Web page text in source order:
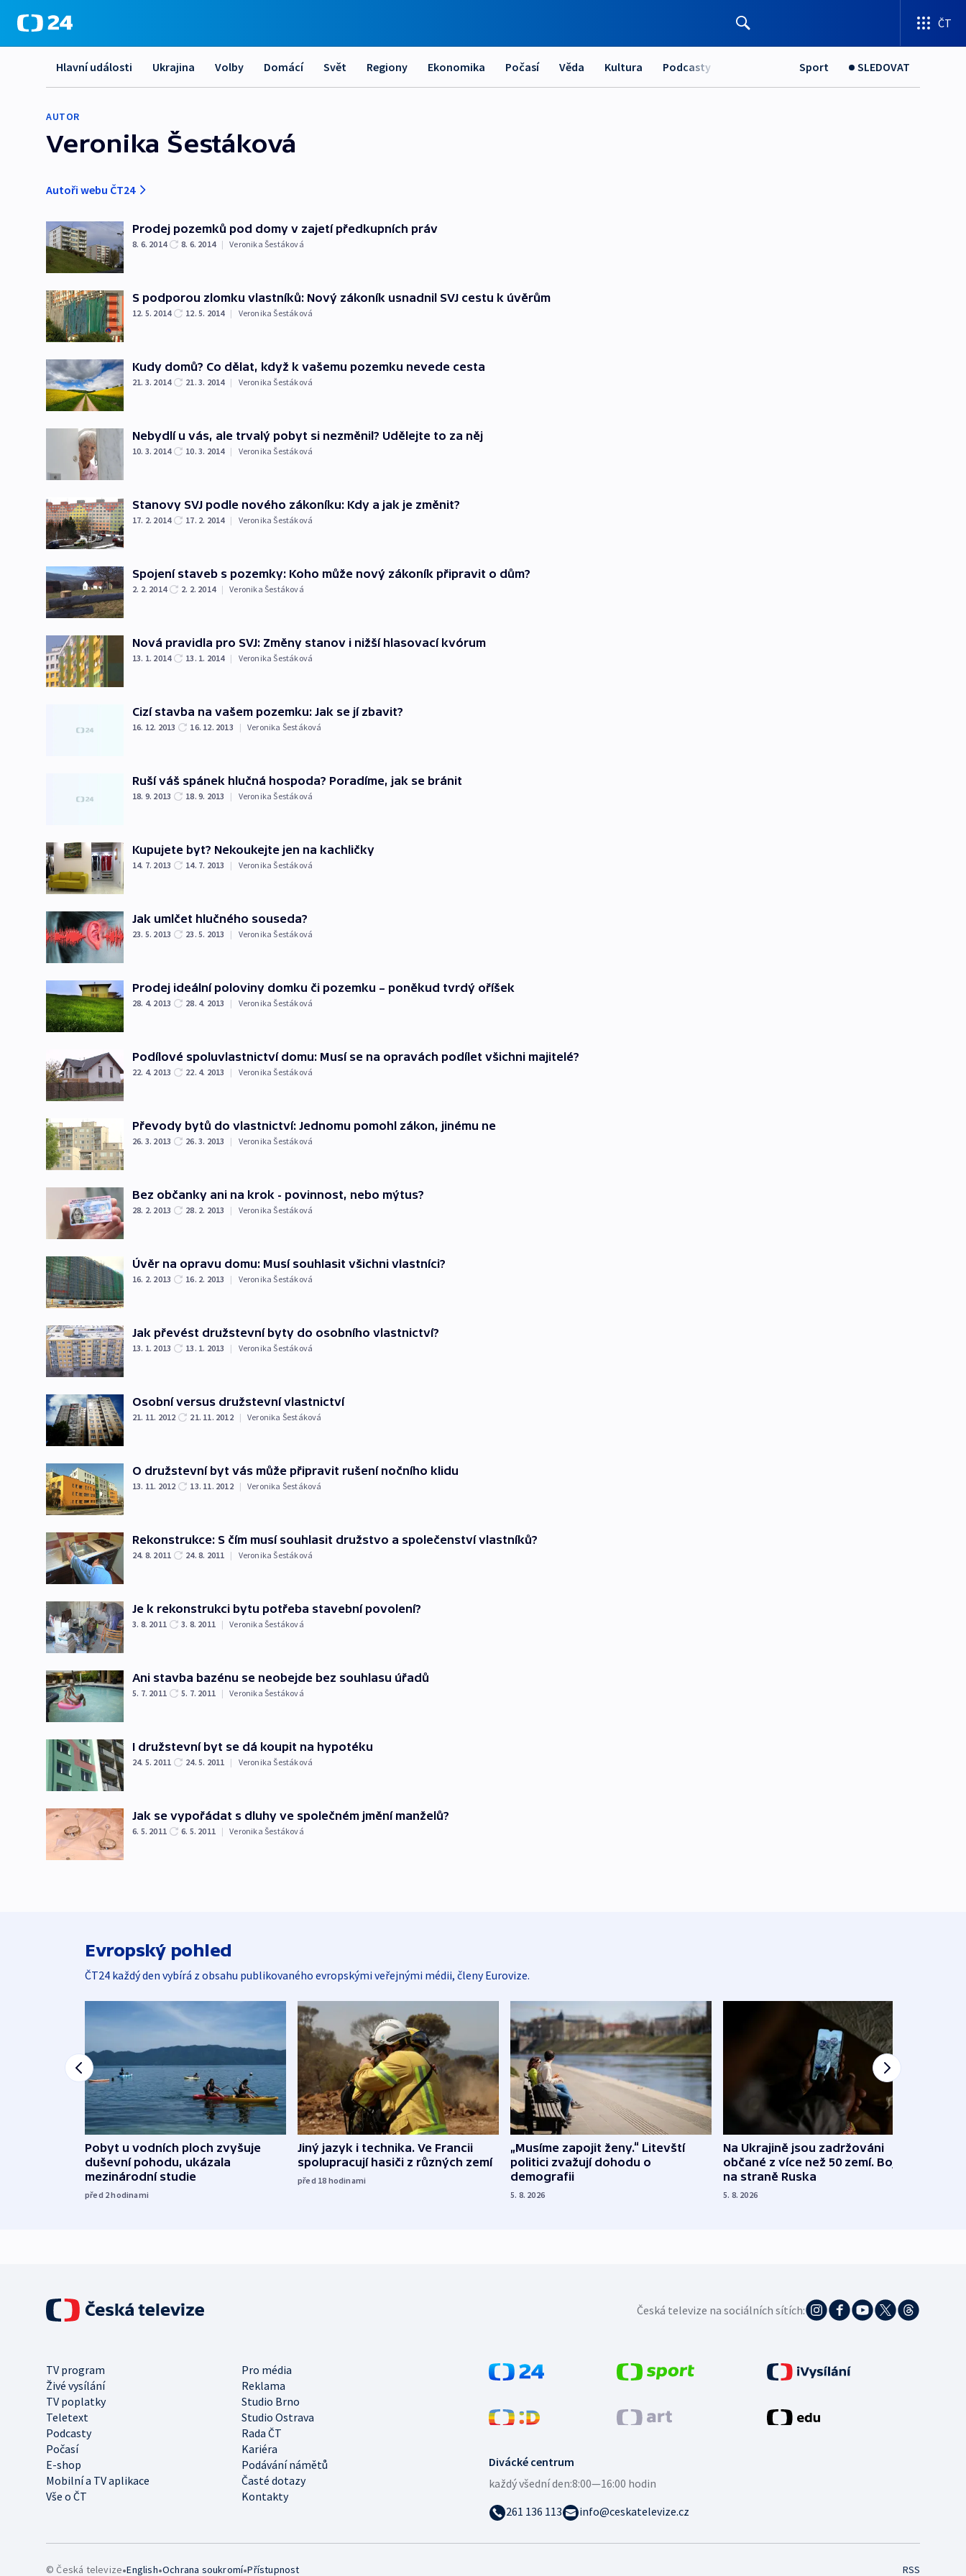
ČT
Hlavní události Ukrajina Volby Domácí Svět Regiony Ekonomika Počasí Věda Kultura Podcasty Sport SLEDOVAT
AUTOR
Veronika Šestáková
Autoři webu ČT24
Prodej pozemků pod domy v zajetí předkupních práv
8. 6. 2014 8. 6. 2014 | Veronika Šestáková
S podporou zlomku vlastníků: Nový zákoník usnadnil SVJ cestu k úvěrům
12. 5. 2014 12. 5. 2014 | Veronika Šestáková
Kudy domů? Co dělat, když k vašemu pozemku nevede cesta
21. 3. 2014 21. 3. 2014 | Veronika Šestáková
Nebydlí u vás, ale trvalý pobyt si nezměnil? Udělejte to za něj
10. 3. 2014 10. 3. 2014 | Veronika Šestáková
Stanovy SVJ podle nového zákoníku: Kdy a jak je změnit?
17. 2. 2014 17. 2. 2014 | Veronika Šestáková
Spojení staveb s pozemky: Koho může nový zákoník připravit o dům?
2. 2. 2014 2. 2. 2014 | Veronika Šestáková
Nová pravidla pro SVJ: Změny stanov i nižší hlasovací kvórum
13. 1. 2014 13. 1. 2014 | Veronika Šestáková
Cizí stavba na vašem pozemku: Jak se jí zbavit?
16. 12. 2013 16. 12. 2013 | Veronika Šestáková
Ruší váš spánek hlučná hospoda? Poradíme, jak se bránit
18. 9. 2013 18. 9. 2013 | Veronika Šestáková
Kupujete byt? Nekoukejte jen na kachličky
14. 7. 2013 14. 7. 2013 | Veronika Šestáková
Jak umlčet hlučného souseda?
23. 5. 2013 23. 5. 2013 | Veronika Šestáková
Prodej ideální poloviny domku či pozemku – poněkud tvrdý oříšek
28. 4. 2013 28. 4. 2013 | Veronika Šestáková
Podílové spoluvlastnictví domu: Musí se na opravách podílet všichni majitelé?
22. 4. 2013 22. 4. 2013 | Veronika Šestáková
Převody bytů do vlastnictví: Jednomu pomohl zákon, jinému ne
26. 3. 2013 26. 3. 2013 | Veronika Šestáková
Bez občanky ani na krok - povinnost, nebo mýtus?
28. 2. 2013 28. 2. 2013 | Veronika Šestáková
Úvěr na opravu domu: Musí souhlasit všichni vlastníci?
16. 2. 2013 16. 2. 2013 | Veronika Šestáková
Jak převést družstevní byty do osobního vlastnictví?
13. 1. 2013 13. 1. 2013 | Veronika Šestáková
Osobní versus družstevní vlastnictví
21. 11. 2012 21. 11. 2012 | Veronika Šestáková
O družstevní byt vás může připravit rušení nočního klidu
13. 11. 2012 13. 11. 2012 | Veronika Šestáková
Rekonstrukce: S čím musí souhlasit družstvo a společenství vlastníků?
24. 8. 2011 24. 8. 2011 | Veronika Šestáková
Je k rekonstrukci bytu potřeba stavební povolení?
3. 8. 2011 3. 8. 2011 | Veronika Šestáková
Ani stavba bazénu se neobejde bez souhlasu úřadů
5. 7. 2011 5. 7. 2011 | Veronika Šestáková
I družstevní byt se dá koupit na hypotéku
24. 5. 2011 24. 5. 2011 | Veronika Šestáková
Jak se vypořádat s dluhy ve společném jmění manželů?
6. 5. 2011 6. 5. 2011 | Veronika Šestáková
Evropský pohled
ČT24 každý den vybírá z obsahu publikovaného evropskými veřejnými médii, členy Eurovize.
Pobyt u vodních ploch zvyšuje
duševní pohodu, ukázala
mezinárodní studie
před 2hodinami
Jiný jazyk i technika. Ve Francii
spolupracují hasiči z různých zemí
před 18 hodinami
„Musíme zapojit ženy.“ Litevští
politici zvažují dohodu o
demografii
5. 8. 2026
Na Ukrajině jsou zadržováni
občané z více než 50 zemí. Bojovali
na straně Ruska
5. 8. 2026
Česká televize na sociálních sítích:
TV program
Pro média
Živé vysílání
Reklama
TV poplatky
Studio Brno
Teletext
Studio Ostrava
Podcasty
Rada ČT
Počasí
Kariéra
E-shop
Podávání námětů
Mobilní a TV aplikace
Časté dotazy
Vše o ČT
Kontakty
Divácké centrum
každý všední den:8:00—16:00 hodin
261 136 113
info@ceskatelevize.cz
© Česká televize•English•Ochrana soukromí•Přístupnost RSS